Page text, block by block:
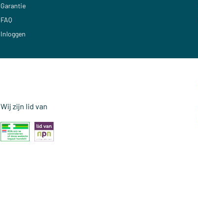
Garantie
FAQ
Inloggen
Wij zijn lid van